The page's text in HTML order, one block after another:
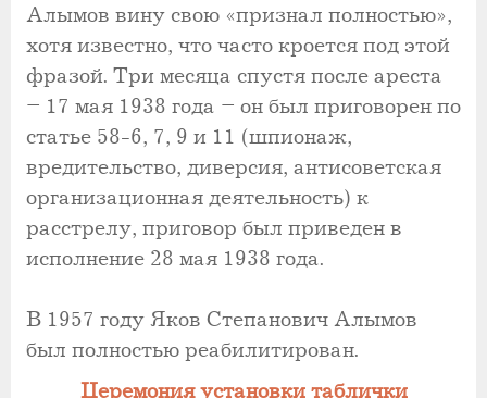
Алымов вину свою «признал полностью»,
хотя известно, что часто кроется под этой
фразой. Три месяца спустя после ареста
– 17 мая 1938 года – он был приговорен по
статье 58-6, 7, 9 и 11 (шпионаж,
вредительство, диверсия, антисоветская
организационная деятельность) к
расстрелу, приговор был приведен в
исполнение 28 мая 1938 года.
В 1957 году Яков Степанович Алымов
был полностью реабилитирован.
Церемония установки таблички